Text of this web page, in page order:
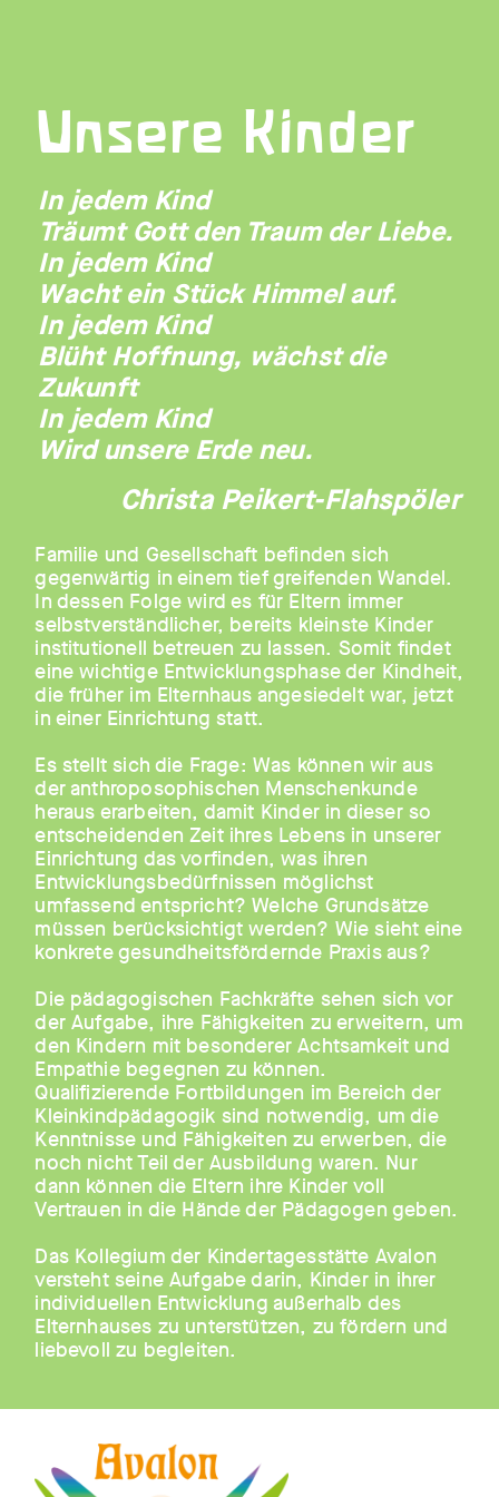
Unsere Kinder
In jedem Kind
Träumt Gott den Traum der Liebe.
In jedem Kind
Wacht ein Stück Himmel auf.
In jedem Kind
Blüht Hoffnung, wächst die
Zukunft
In jedem Kind
Wird unsere Erde neu.
Christa Peikert-Flahspöler
Familie und Gesellschaft befinden sich
gegenwärtig in einem tief greifenden Wandel.
In dessen Folge wird es für Eltern immer
selbstverständlicher, bereits kleinste Kinder
institutionell betreuen zu lassen. Somit findet
eine wichtige Entwicklungsphase der Kindheit,
die früher im Elternhaus angesiedelt war, jetzt
in einer Einrichtung statt.
Es stellt sich die Frage: Was können wir aus
der anthroposophischen Menschenkunde
heraus erarbeiten, damit Kinder in dieser so
entscheidenden Zeit ihres Lebens in unserer
Einrichtung das vorfinden, was ihren
Entwicklungsbedürfnissen möglichst
umfassend entspricht? Welche Grundsätze
müssen berücksichtigt werden? Wie sieht eine
konkrete gesundheitsfördernde Praxis aus?
Die pädagogischen Fachkräfte sehen sich vor
der Aufgabe, ihre Fähigkeiten zu erweitern, um
den Kindern mit besonderer Achtsamkeit und
Empathie begegnen zu können.
Qualifizierende Fortbildungen im Bereich der
Kleinkindpädagogik sind notwendig, um die
Kenntnisse und Fähigkeiten zu erwerben, die
noch nicht Teil der Ausbildung waren. Nur
dann können die Eltern ihre Kinder voll
Vertrauen in die Hände der Pädagogen geben.
Das Kollegium der Kindertagesstätte Avalon
versteht seine Aufgabe darin, Kinder in ihrer
individuellen Entwicklung außerhalb des
Elternhauses zu unterstützen, zu fördern und
liebevoll zu begleiten.